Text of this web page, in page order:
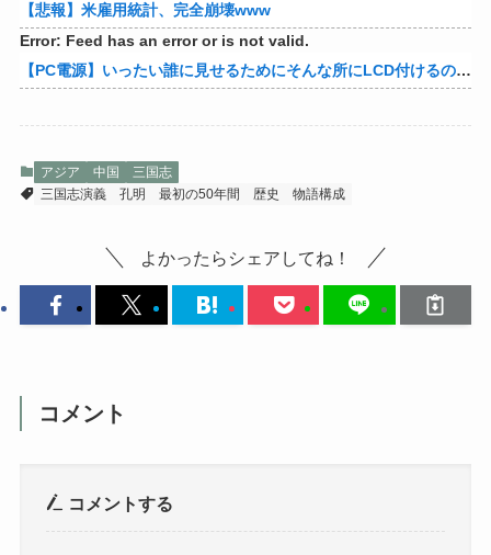
【悲報】米雇用統計、完全崩壊www
Error: Feed has an error or is not valid.
【PC電源】いったい誰に見せるためにそんな所にLCD付けるのかな
アジア 中国
三国志
三国志演義
孔明 最初の50年間 歴史 物語構成
よかったらシェアしてね！
コメント
コメントする